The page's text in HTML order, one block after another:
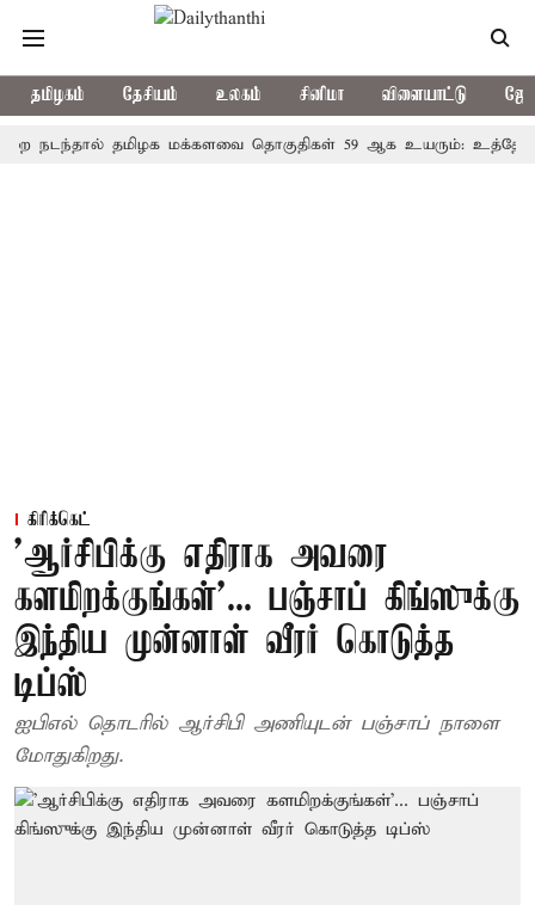
தமிழகம் தேசியம் உலகம் சினிமா விளையாட்டு
தமிழக மக்களவை தொகுதிகள் 59 ஆக உயரும்: உத்தேச
கிரிக்கெட்
’ஆர்சிபிக்கு எதிராக அவரை
களமிறக்குங்கள்’... பஞ்சாப் கிங்ஸுக்கு
இந்திய முன்னாள் வீரர் கொடுத்த
டிப்ஸ்
ஐபிஎல் தொடரில் ஆர்சிபி அணியுடன் பஞ்சாப் நாளை
மோதுகிறது.